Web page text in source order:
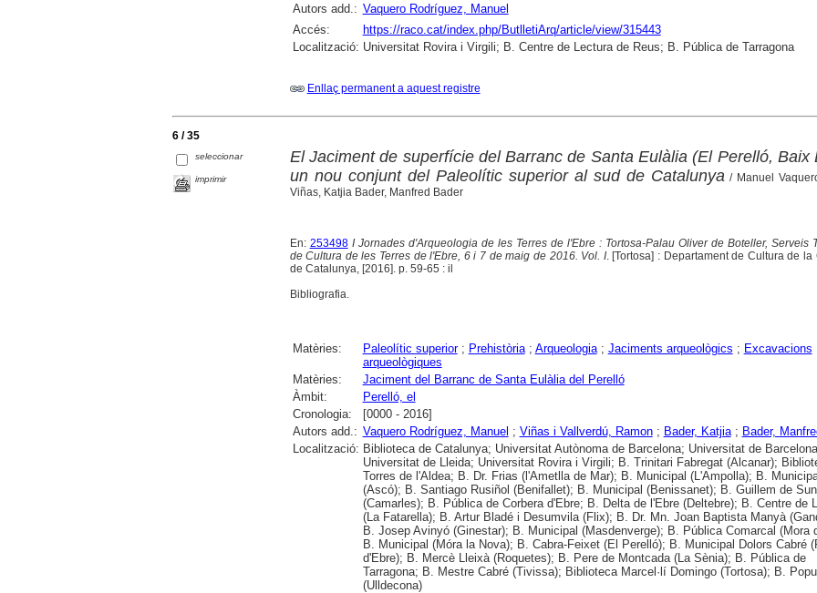
Autors add.: Vaquero Rodríguez, Manuel
Accés:
https://raco.cat/index.php/ButlletiArq/article/view/315443
Localització: Universitat Rovira i Virgili; B. Centre de Lectura de Reus; B. Pública de Tarragona
Enllaç permanent a aquest registre
6 / 35
seleccionar
imprimir
El Jaciment de superfície del Barranc de Santa Eulàlia (El Perelló, Baix
un nou conjunt del Paleolític superior al sud de Catalunya / Manuel
Viñas, Katjia Bader, Manfred Bader
En: 253498 I Jornades d'Arqueologia de les Terres de l'Ebre : Tortosa-Palau Oliver de Boteller, Serveis
de Cultura de les Terres de l'Ebre, 6 i 7 de maig de 2016. Vol. I. [Tortosa] : Departament de Cultura de la
de Catalunya, [2016]. p. 59-65 : il
Bibliografia.
Matèries: Paleolític superior; Prehistòria; Arqueologia; Jaciments arqueològics ; Excavacions
arqueològiques
Matèries:
Jaciment del Barranc de Santa Eulàlia del Perelló
Àmbit:
Perelló, el
Cronologia:
[0000 - 2016]
Autors add.: Vaquero Rodríguez, Manuel ; Viñas i Vallverdú, Ramon; Bader, Katjia; Bader,
Localització: Biblioteca de Catalunya; Universitat Autònoma de Barcelona; Universitat de
Universitat de Lleida; Universitat Rovira i Virgili; B. Trinitari Fabregat (Alcanar);
Torres de l'Aldea; B. Dr. Frias (l'Ametlla de Mar); B. Municipal (L'Ampolla); B.
(Ascó); B. Santiago Rusiñol (Benifallet); B. Municipal (Benissanet); B. Guillem de
(Camarles); B. Pública de Corbera d'Ebre; B. Delta de l'Ebre (Deltebre); B. Centre de
(La Fatarella); B. Artur Bladé i Desumvila (Flix); B. Dr. Mn. Joan Baptista Manyà
B. Josep Avinyó (Ginestar); B. Municipal (Masdenverge); B. Pública Comarcal (Mora
B. Municipal (Móra la Nova); B. Cabra-Feixet (El Perelló); B. Municipal Dolors Cabré
d'Ebre); B. Mercè Lleixà (Roquetes); B. Pere de Montcada (La Sènia); B. Pública de
Tarragona; B. Mestre Cabré (Tivissa); Biblioteca Marcel·lí Domingo (Tortosa); B.
(Ulldecona)